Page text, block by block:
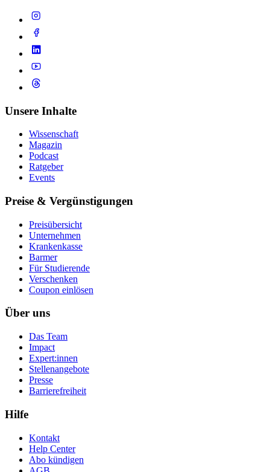
Unsere Inhalte
Wissenschaft
Magazin
Podcast
Ratgeber
Events
Preise & Vergünstigungen
Preisübersicht
Unternehmen
Krankenkasse
Barmer
Für Studierende
Ver­schen­ken
Coupon einlösen
Über uns
Das Team
Impact
Expert:innen
Stellenangebote
Presse
Barrierefreiheit
Hilfe
Kontakt
Help Center
Abo kündigen